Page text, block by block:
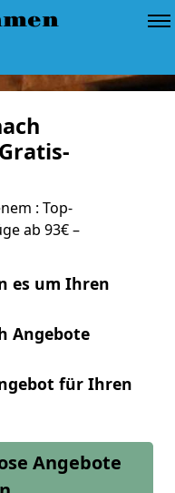
: Top-
ab 93€ –
es um Ihren
Angebote
für Ihren
Angebote